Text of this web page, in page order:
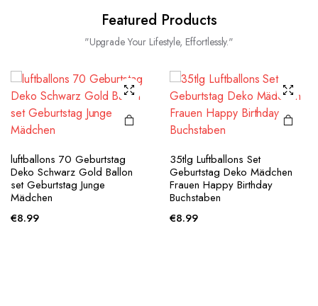
Featured Products
"Upgrade Your Lifestyle, Effortlessly."
luftballons 70 Geburtstag
Deko Schwarz Gold Ballon
set Geburtstag Junge
Mädchen
€8.99
35tlg Luftballons Set
Geburtstag Deko Mädchen
Frauen Happy Birthday
Buchstaben
€8.99